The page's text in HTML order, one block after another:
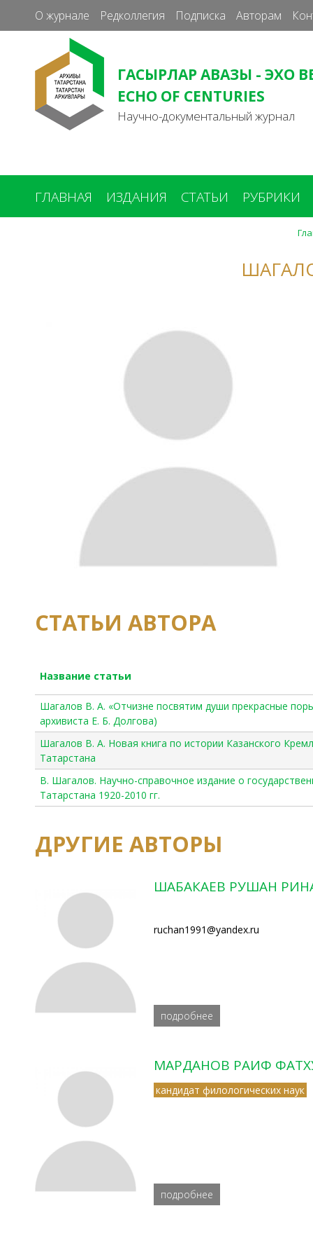
О журнале Редколлегия Подписка Авторам
ГАСЫРЛАР АВАЗЫ - ЭХО
ECHO OF CENTURIES
Научно-документальный журнал
ГЛАВНАЯ ИЗДАНИЯ СТАТЬИ РУБРИКИ
СТАТЬИ АВТОРА
Название статьи
Шагалов В. А. «Отчизне посвятим души прекрасные
архивиста Е. Б. Долгова)
Шагалов В. А. Новая книга по истории Казанского
Татарстана
В. Шагалов. Научно-справочное издание о
Татарстана 1920-2010 гг.
ДРУГИЕ АВТОРЫ
ШАБАКАЕВ РУШАН
ruchan1991@yandex.ru
подробнее
МАРДАНОВ РАИФ
кандидат филологических наук
подробнее